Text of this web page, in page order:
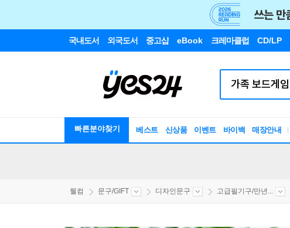
국내도서 외국도서 중고샵 eBook 크레마클럽 CD/LP
빠른분야찾기 베스트 신상품 이벤트 바이백 매장안내
웰컴 문구/GIFT 디자인문구 고급필기구/만년...